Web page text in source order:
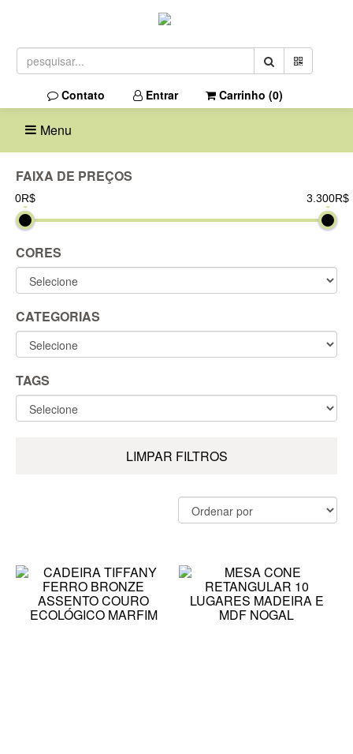
Contato Entrar Carrinho (0)
Menu
FAIXA DE PREÇOS
0R$ 3.300R$
CORES
CATEGORIAS
TAGS
LIMPAR FILTROS